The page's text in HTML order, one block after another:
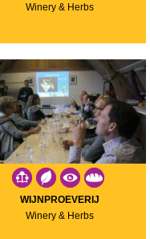
Winery & Herbs
WIJNPROEVERIJ
Winery & Herbs